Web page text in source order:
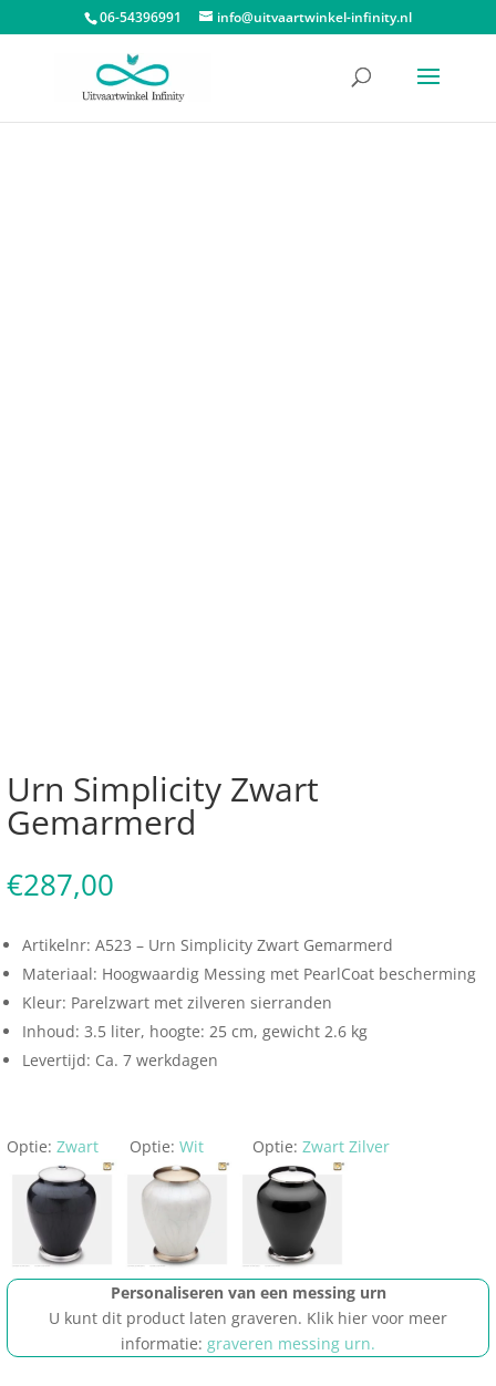
06-54396991 info@uitvaartwinkel-infinity.nl
Urnen/Messing urnen
Urn Simplicity Zwart
Gemarmerd
€287,00
Artikelnr: A523 – Urn Simplicity Zwart Gemarmerd
Materiaal: Hoogwaardig Messing met PearlCoat bescherming
Kleur: Parelzwart met zilveren sierranden
Inhoud: 3.5 liter, hoogte: 25 cm, gewicht 2.6 kg
Levertijd: Ca. 7 werkdagen
Optie: Zwart Optie: Wit Optie: Zwart Zilver
Personaliseren van een messing urn
U kunt dit product laten graveren. Klik hier voor meer
informatie: graveren messing urn.